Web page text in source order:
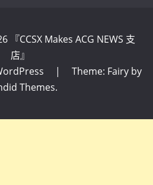
CCSX Makes ACG NEWS 支
店』
|
Theme: Fairy by
Themes.